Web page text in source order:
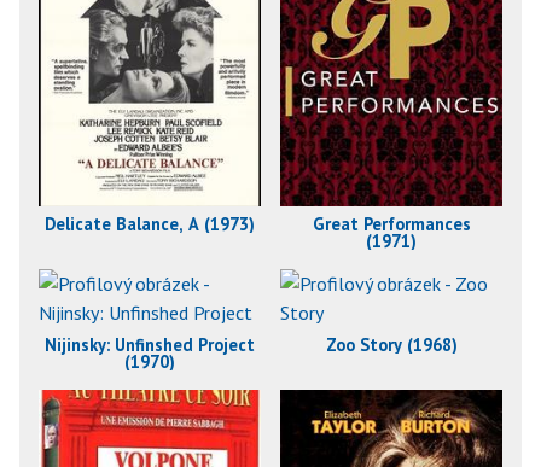
Delicate Balance, A (1973) Great Performances
(1971)
Nijinsky: Unfinshed Project
(1970)
Zoo Story (1968)